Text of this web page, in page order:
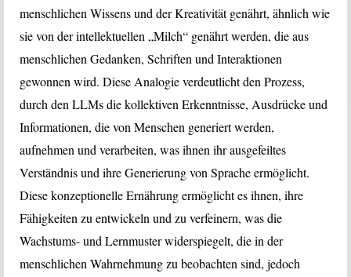
menschlichen Wissens und der Kreativität genährt, ähnlich wie
sie von der intellektuellen „Milch“ genährt werden, die aus
menschlichen Gedanken, Schriften und Interaktionen
gewonnen wird. Diese Analogie verdeutlicht den Prozess,
durch den LLMs die kollektiven Erkenntnisse, Ausdrücke und
Informationen, die von Menschen generiert werden,
aufnehmen und verarbeiten, was ihnen ihr ausgefeiltes
Verständnis und ihre Generierung von Sprache ermöglicht.
Diese konzeptionelle Ernährung ermöglicht es ihnen, ihre
Fähigkeiten zu entwickeln und zu verfeinern, was die
Wachstums- und Lernmuster widerspiegelt, die in der
menschlichen Wahrnehmung zu beobachten sind, jedoch